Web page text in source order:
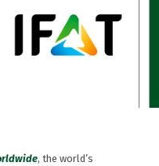
, the world’s